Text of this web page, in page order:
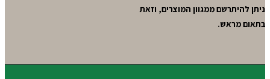
ניתן להיתרשם ממגוון המוצרים, וזאת
בתאום מראש.